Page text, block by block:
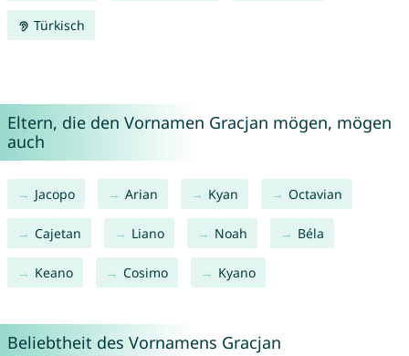
Türkisch
Eltern, die den Vornamen Gracjan mögen, mögen
auch
Jacopo Arian Kyan Octavian
Cajetan Liano Noah Béla
Keano Cosimo Kyano
Beliebtheit des Vornamens Gracjan